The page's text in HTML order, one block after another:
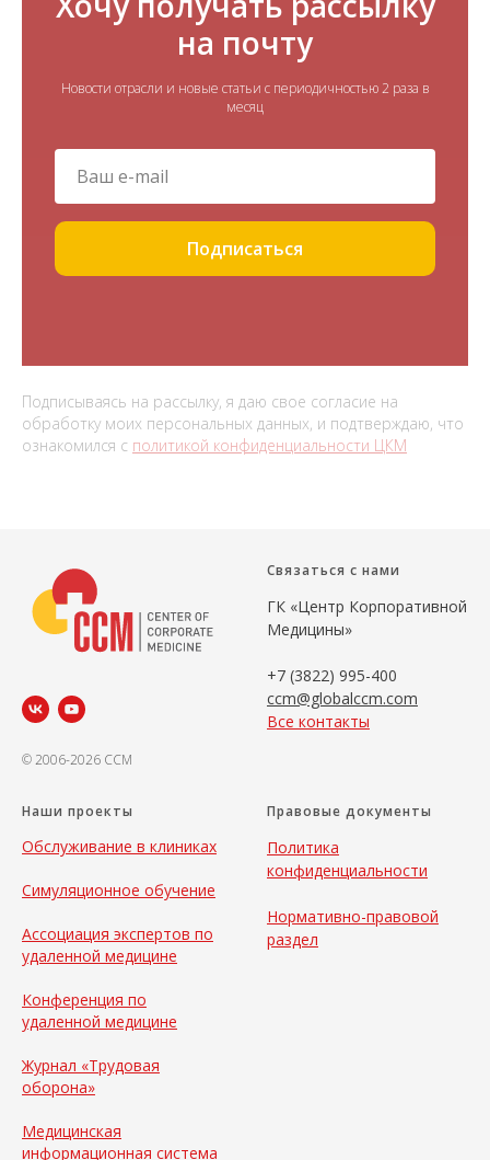
на почту
Новости отрасли и новые статьи с периодичностью 2 раза в
месяц
Подписаться
Подписываясь на рассылку, я даю свое согласие на
обработку моих персональных данных, и подтверждаю, что
ознакомился с политикой конфиденциальности ЦКМ
© 2006-2026 CCM
Связаться с нами
ГК «Центр Корпоративной
Медицины»
+7 (3822) 995-400
ccm@globalccm.com
Все контакты
Наши проекты
Обслуживание в клиниках
Симуляционное обучение
Ассоциация экспертов по
удаленной медицине
Конференция по
удаленной медицине
Журнал «Трудовая
оборона»
Медицинская
информационная система
Правовые документы
Политика
конфиденциальности
Нормативно-правовой
раздел